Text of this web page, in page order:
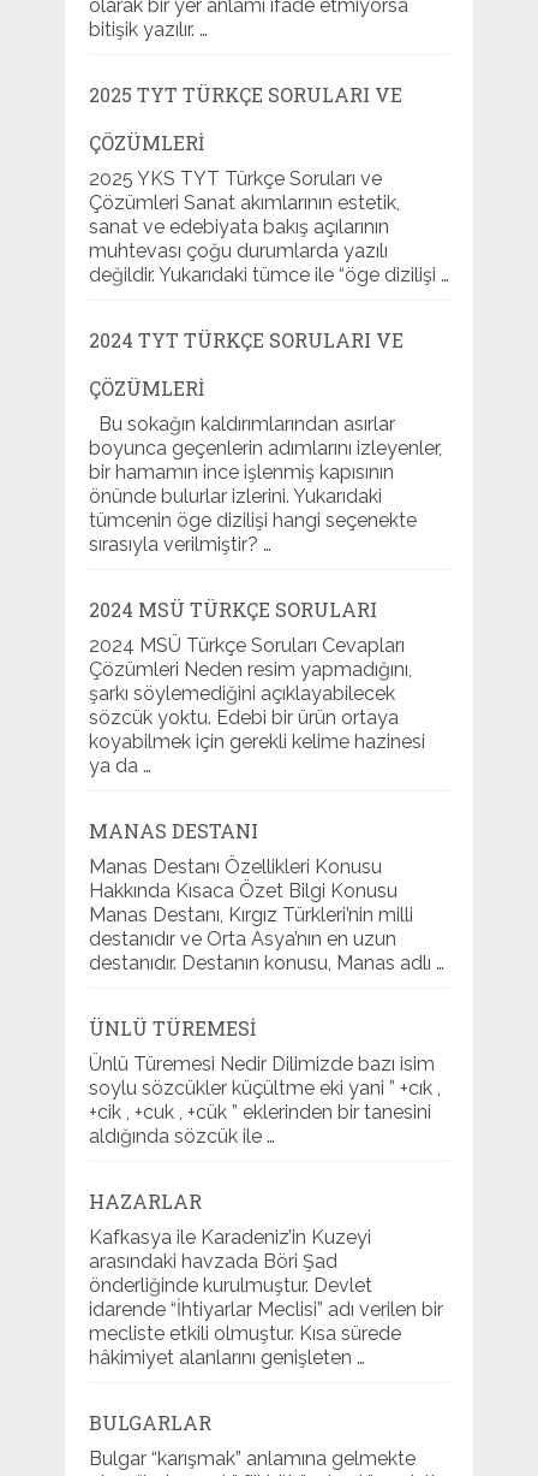
olarak bir yer anlamı ifade etmiyorsa
bitişik yazılır. …
2025 TYT TÜRKÇE SORULARI VE
ÇÖZÜMLERI
2025 YKS TYT Türkçe Soruları ve
Çözümleri Sanat akımlarının estetik,
sanat ve edebiyata bakış açılarının
muhtevası çoğu durumlarda yazılı
değildir. Yukarıdaki tümce ile “öge dizilişi …
2024 TYT TÜRKÇE SORULARI VE
ÇÖZÜMLERI
Bu sokağın kaldırımlarından asırlar
boyunca geçenlerin adımlarını izleyenler,
bir hamamın ince işlenmiş kapısının
önünde bulurlar izlerini. Yukarıdaki
tümcenin öge dizilişi hangi seçenekte
sırasıyla verilmiştir? …
2024 MSÜ TÜRKÇE SORULARI
2024 MSÜ Türkçe Soruları Cevapları
Çözümleri Neden resim yapmadığını,
şarkı söylemediğini açıklayabilecek
sözcük yoktu. Edebi bir ürün ortaya
koyabilmek için gerekli kelime hazinesi
ya da …
MANAS DESTANI
Manas Destanı Özellikleri Konusu
Hakkında Kısaca Özet Bilgi Konusu
Manas Destanı, Kırgız Türkleri’nin milli
destanıdır ve Orta Asya’nın en uzun
destanıdır. Destanın konusu, Manas adlı …
ÜNLÜ TÜREMESI
Ünlü Türemesi Nedir Dilimizde bazı isim
soylu sözcükler küçültme eki yani ” +cık ,
+cik , +cuk , +cük ” eklerinden bir tanesini
aldığında sözcük ile …
HAZARLAR
Kafkasya ile Karadeniz’in Kuzeyi
arasındaki havzada Böri Şad
önderliğinde kurulmuştur. Devlet
idarende “İhtiyarlar Meclisi” adı verilen bir
mecliste etkili olmuştur. Kısa sürede
hâkimiyet alanlarını genişleten …
BULGARLAR
Bulgar “karışmak” anlamına gelmekte